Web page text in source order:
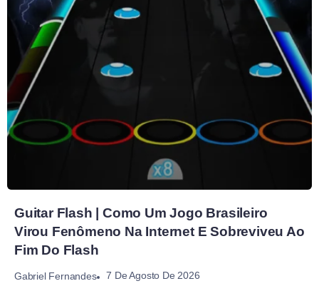
Guitar Flash | Como Um Jogo Brasileiro
Virou Fenômeno Na Internet E Sobreviveu Ao
Fim Do Flash
Gabriel Fernandes 7 De Agosto De 2026